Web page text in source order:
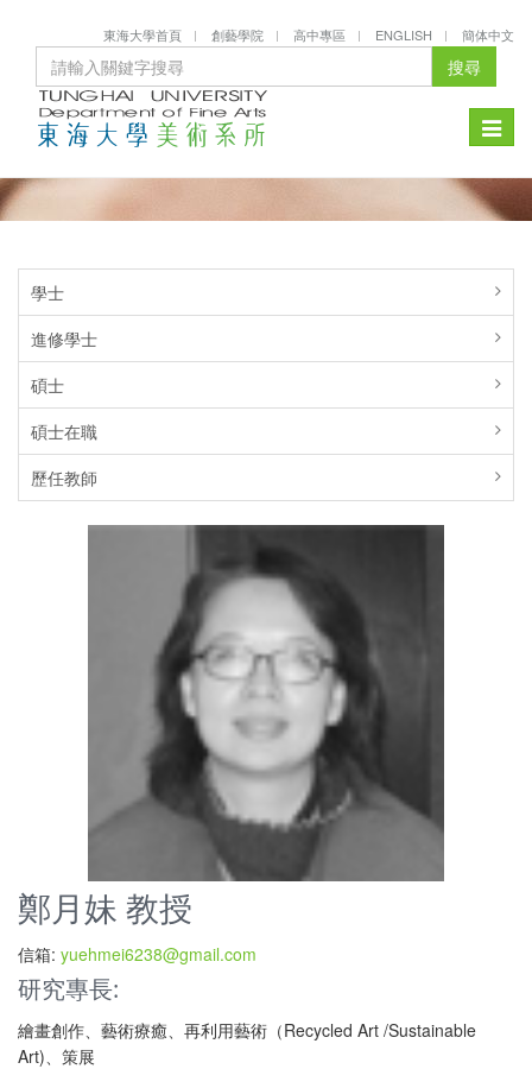
東海大學首頁 創藝學院 高中專區 ENGLISH 簡体中文
搜尋
Toggle
學士
進修學士
碩士
碩士在職
歷任教師
鄭月妹 教授
信箱: yuehmei6238@gmail.com
研究專長:
繪畫創作、藝術療癒、再利用藝術（Recycled Art /Sustainable
Art)、策展